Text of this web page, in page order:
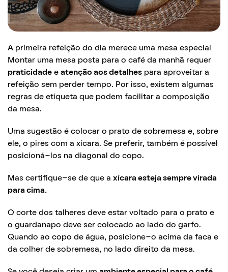
A primeira refeição do dia merece uma mesa especial
Montar uma mesa posta para o café da manhã requer
praticidade e atenção aos detalhes para aproveitar a
refeição sem perder tempo. Por isso, existem algumas
regras de etiqueta que podem facilitar a composição
da mesa.
Uma sugestão é colocar o prato de sobremesa e, sobre
ele, o pires com a xícara. Se preferir, também é possível
posicioná-los na diagonal do copo.
Mas certifique-se de que a xícara esteja sempre virada
para cima.
O corte dos talheres deve estar voltado para o prato e
o guardanapo deve ser colocado ao lado do garfo.
Quando ao copo de água, posicione-o acima da faca e
da colher de sobremesa, no lado direito da mesa.